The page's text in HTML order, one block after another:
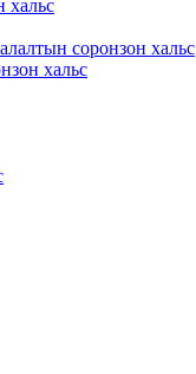
хальс
соронзон хальс
хальс